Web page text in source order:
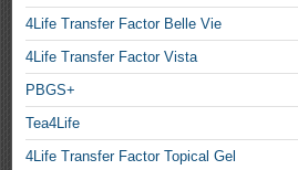
4Life Transfer Factor Belle Vie
4Life Transfer Factor Vista
PBGS+
Tea4Life
4Life Transfer Factor Topical Gel